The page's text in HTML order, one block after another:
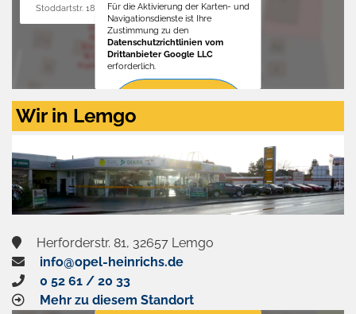
Stoddartstr. 18, 32758 DetmoldFür die Aktivierung der Karten- und
Navigationsdienste ist Ihre
Zustimmung zu den
Datenschutzrichtlinien vom
Drittanbieter Google LLC
erforderlich.
Zustimmen
aktivieren
Wir in Lemgo
Herforderstr. 81, 32657 Lemgo
info@opel-heinrichs.de
0 52 61 / 20 33
Mehr zu diesem Standort